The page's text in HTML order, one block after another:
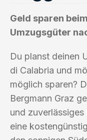
Geld sparen
Umzugsgüter
Du planst deinen
di Calabria und
möglich sparen?
Bergmann Graz
und zuverlässiges
eine